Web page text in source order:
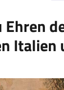
Ehren
Italien